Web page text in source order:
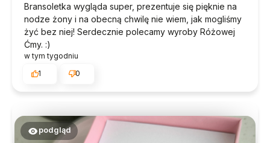
Bransoletka wygląda super, prezentuje się pięknie na
nodze żony i na obecną chwilę nie wiem, jak mogliśmy
żyć bez niej! Serdecznie polecamy wyroby Różowej
Ćmy. :)
w tym tygodniu
1
0
podgląd